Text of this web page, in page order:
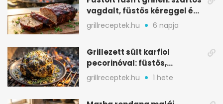
Füstölt fasírt grillen: szaftos
vagdalt, füstös kéreggel és
BBQ mázzal
grillreceptek.hu 6 napja
Grillezett sült karfiol
pecorinóval: füstös,
karamellizált nyári kedvenc
grillreceptek.hu